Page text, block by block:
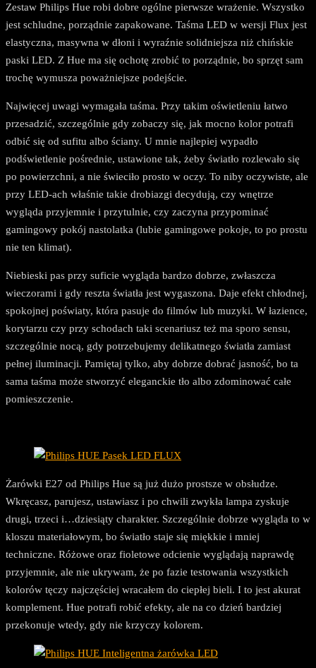
Zestaw Philips Hue robi dobre ogólne pierwsze wrażenie. Wszystko
jest schludne, porządnie zapakowane. Taśma LED w wersji Flux jest
elastyczna, masywna w dłoni i wyraźnie solidniejsza niż chińskie
paski LED. Z Hue ma się ochotę zrobić to porządnie, bo sprzęt sam
trochę wymusza poważniejsze podejście.
Najwięcej uwagi wymagała taśma. Przy takim oświetleniu łatwo
przesadzić, szczególnie gdy zobaczy się, jak mocno kolor potrafi
odbić się od sufitu albo ściany. U mnie najlepiej wypadło
podświetlenie pośrednie, ustawione tak, żeby światło rozlewało się
po powierzchni, a nie świeciło prosto w oczy. To niby oczywiste, ale
przy LED-ach właśnie takie drobiazgi decydują, czy wnętrze
wygląda przyjemnie i przytulnie, czy zaczyna przypominać
gamingowy pokój nastolatka (lubie gamingowe pokoje, to po prostu
nie ten klimat).
Niebieski pas przy suficie wygląda bardzo dobrze, zwłaszcza
wieczorami i gdy reszta światła jest wygaszona. Daje efekt chłodnej,
spokojnej poświaty, która pasuje do filmów lub muzyki. W łazience,
korytarzu czy przy schodach taki scenariusz też ma sporo sensu,
szczególnie nocą, gdy potrzebujemy delikatnego światła zamiast
pełnej iluminacji. Pamiętaj tylko, aby dobrze dobrać jasność, bo ta
sama taśma może stworzyć eleganckie tło albo zdominować całe
pomieszczenie.
Żarówki E27 od Philips Hue są już dużo prostsze w obsłudze.
Wkręcasz, parujesz, ustawiasz i po chwili zwykła lampa zyskuje
drugi, trzeci i…dziesiąty charakter. Szczególnie dobrze wygląda to w
kloszu materiałowym, bo światło staje się miękkie i mniej
techniczne. Różowe oraz fioletowe odcienie wyglądają naprawdę
przyjemnie, ale nie ukrywam, że po fazie testowania wszystkich
kolorów tęczy najczęściej wracałem do ciepłej bieli. I to jest akurat
komplement. Hue potrafi robić efekty, ale na co dzień bardziej
przekonuje wtedy, gdy nie krzyczy kolorem.